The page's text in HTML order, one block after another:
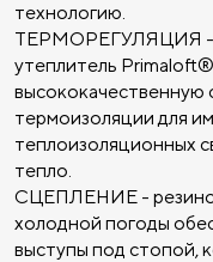
технологию.
ТЕРМОРЕГУЛЯЦИЯ -
утеплитель
высококачественную
термоизоляции для
теплоизоляционных
тепло.
СЦЕПЛЕНИЕ -
холодной погоды
выступы под стопой,